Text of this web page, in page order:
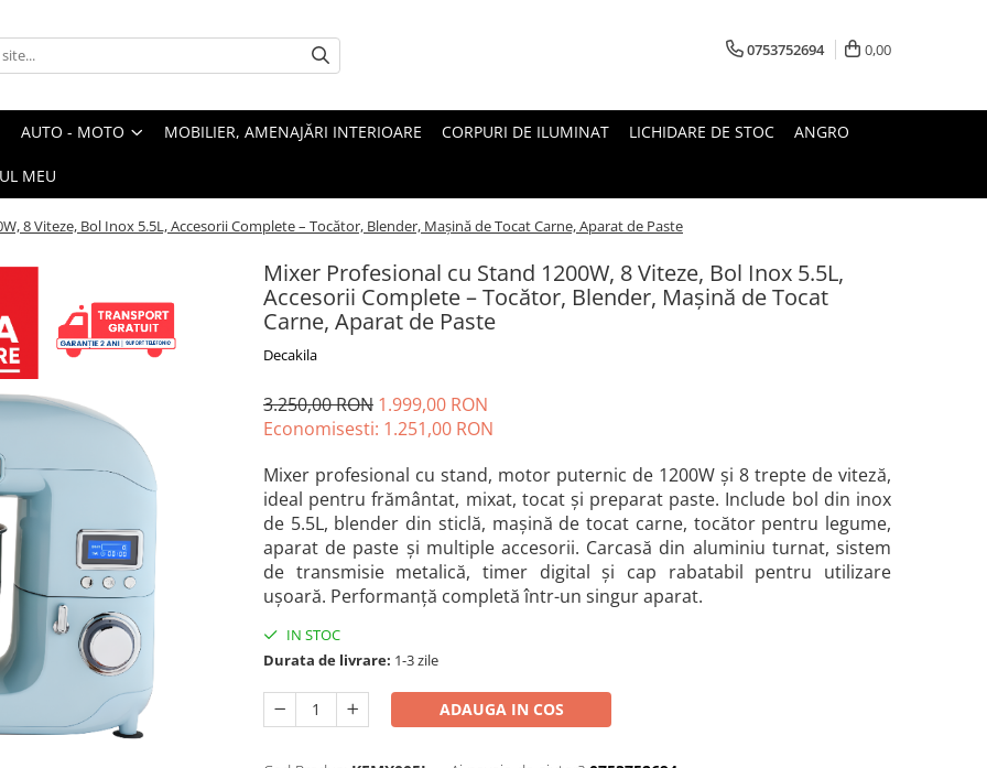
0753752694 0,00
AUTO - MOTO MOBILIER, AMENAJĂRI INTERIOARE CORPURI DE ILUMINAT LICHIDARE DE STOC ANGRO
MEU
8 Viteze, Bol Inox 5.5L, Accesorii Complete – Tocător, Blender, Mașină de Tocat Carne, Aparat de Paste
Mixer Profesional cu Stand 1200W, 8 Viteze, Bol Inox 5.5L,
Accesorii Complete – Tocător, Blender, Mașină de Tocat
Carne, Aparat de Paste
Decakila
3.250,00 RON 1.999,00 RON
Economisesti: 1.251,00 RON
Mixer profesional cu stand, motor puternic de 1200W și 8 trepte de viteză,
ideal pentru frământat, mixat, tocat și preparat paste. Include bol din inox
de 5.5L, blender din sticlă, mașină de tocat carne, tocător pentru legume,
aparat de paste și multiple accesorii. Carcasă din aluminiu turnat, sistem
de transmisie metalică, timer digital și cap rabatabil pentru utilizare
ușoară. Performanță completă într-un singur aparat.
IN STOC
Durata de livrare: 1-3 zile
ADAUGA IN COS